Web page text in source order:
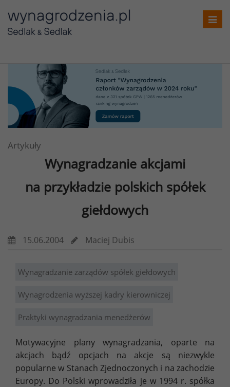
Artykuły
Wynagradzanie akcjami
na przykładzie polskich spółek
giełdowych
15.06.2004 Maciej Dubis
Wynagradzanie zarządów spółek giełdowych
Wynagrodzenia wyższej kadry kierowniczej
Praktyki wynagradzania menedżerów
Motywacyjne plany wynagradzania, oparte na
akcjach bądź opcjach na akcje są niezwykle
popularne w Stanach Zjednoczonych i na zachodzie
Europy. Do Polski wprowadziła je w 1994 r. spółka